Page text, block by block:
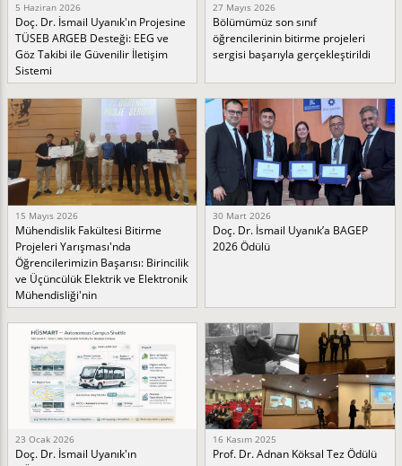
5 Haziran 2026
Doç. Dr. İsmail Uyanık'ın Projesine
TÜSEB ARGEB Desteği: EEG ve
Göz Takibi ile Güvenilir İletişim
Sistemi
27 Mayıs 2026
Bölümümüz son sınıf
öğrencilerinin bitirme projeleri
sergisi başarıyla gerçekleştirildi
15 Mayıs 2026
Mühendislik Fakültesi Bitirme
Projeleri Yarışması'nda
Öğrencilerimizin Başarısı: Birincilik
ve Üçüncülük Elektrik ve Elektronik
Mühendisliği'nin
30 Mart 2026
Doç. Dr. İsmail Uyanık’a BAGEP
2026 Ödülü
23 Ocak 2026
Doç. Dr. İsmail Uyanık'ın
16 Kasım 2025
Prof. Dr. Adnan Köksal Tez Ödülü